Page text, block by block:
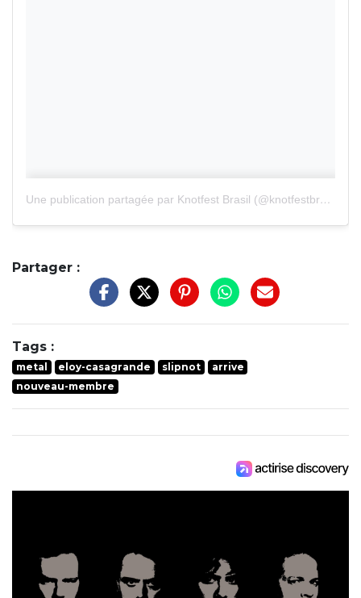
Une publication partagée par Knotfest Brasil (@knotfestbrasil)
Partager :
Tags :
metal eloy-casagrande slipnot
arrive
nouveau-membre